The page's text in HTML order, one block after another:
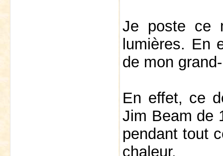
Je poste ce
lumières. En
de mon
En effet, ce
Jim Beam de
pendant tout
chaleur.